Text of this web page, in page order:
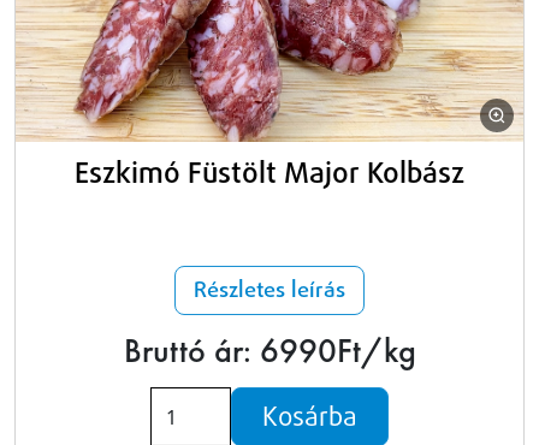
Eszkimó Füstölt Major Kolbász
Részletes leírás
Bruttó ár: 6990Ft/kg
Kosárba